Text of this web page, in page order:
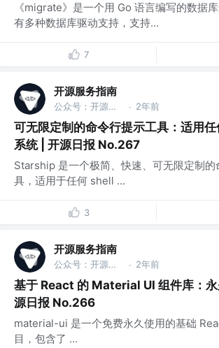
《migrate》是一个用 Go 语言编写的数据
有多种数据库驱动支持，支持...
7
开源服务指南
公众号：开源服务指南 · 2年前
可无限定制的命令行提示工具：适用
系统 | 开源日报 No.267
Starship 是一个极简、快速、可无限定制的
具，适用于任何 shell ...
3
开源服务指南
公众号：开源服务指南 · 2年前
基于 React 的 Material UI 组件库：
源日报 No.266
material-ui 是一个免费永久使用的基础
目，包含了 ...